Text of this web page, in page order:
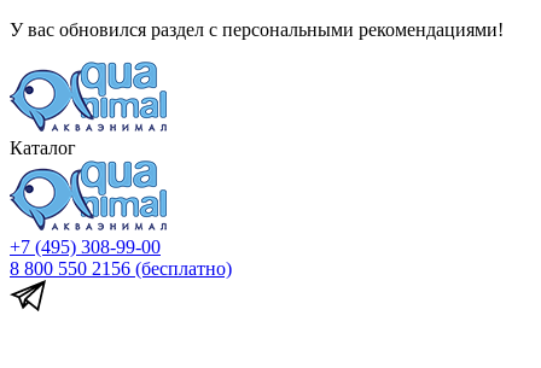
У вас обновился раздел с персональными рекомендациями!
Каталог
+7 (495) 308-99-00
8 800 550 2156 (бесплатно)